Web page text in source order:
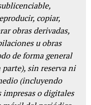
copiar,
obras derivadas,
u obras
de forma general
sin reserva ni
(incluyendo
o digitales